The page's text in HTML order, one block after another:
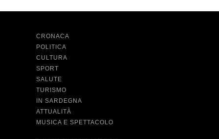
CRONACA
POLITICA
CULTURA
SPORT
SALUTE
TURISMO
IN SARDEGNA
ATTUALITÀ
MUSICA E SPETTACOLO